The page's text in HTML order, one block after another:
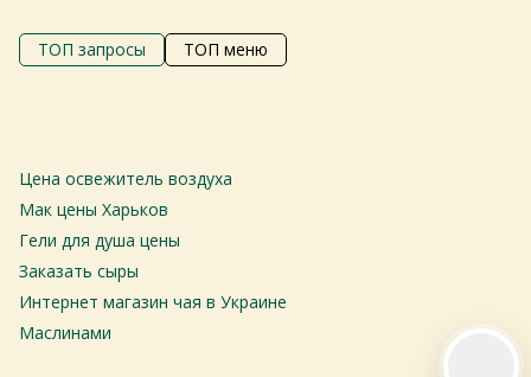
ТОП запросы ТОП меню
Цена освежитель воздуха
Мак цены Харьков
Гели для душа цены
Заказать сыры
Интернет магазин чая в Украине
Маслинами
Дізнатись більше про самовивіз